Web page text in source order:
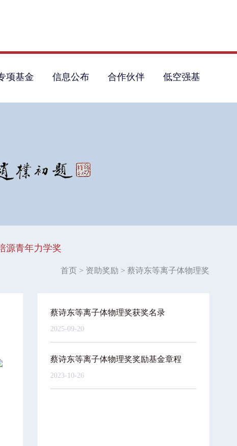
项基金 信息公布 合作伙伴 低空强基
源青年力学奖
首页 > 资助奖励 >蔡诗东等离子体物理奖
蔡诗东等离子体物理奖获奖名录
2025-09-20
蔡诗东等离子体物理奖奖励基金章程
2023-10-26